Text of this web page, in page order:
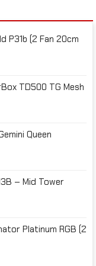
P31b (2 Fan 20cm
TD500 TG Mesh
Queen
– Mid Tower
Platinum RGB (2